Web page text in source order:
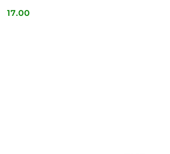
Cena:
17.00